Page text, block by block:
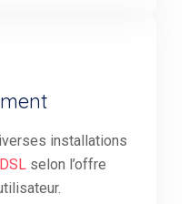
installations
selon l’offre